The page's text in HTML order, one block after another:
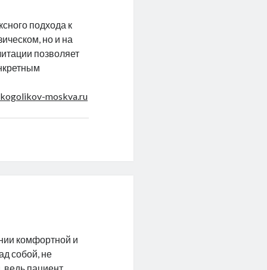
подхода к
но и на
позволяет
moskva.ru
комфортной и
собой, не